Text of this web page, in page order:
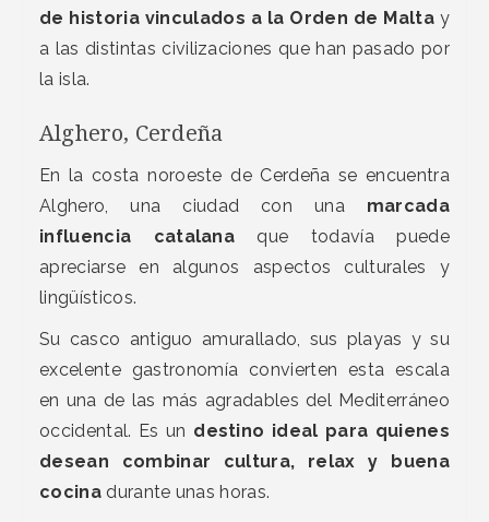
de historia vinculados a la Orden de Maltay
a las distintas civilizaciones que han pasado por
la isla.
Alghero, Cerdeña
En la costa noroeste de Cerdeña se encuentra
Alghero, una ciudad con una marcada
influencia catalana que todavía puede
apreciarse en algunos aspectos culturales y
lingüísticos.
Su casco antiguo amurallado, sus playas y su
excelente gastronomía convierten esta escala
en una de las más agradables del Mediterráneo
occidental. Es un destino ideal para quienes
desean combinar cultura, relax y buena
cocinadurante unas horas.